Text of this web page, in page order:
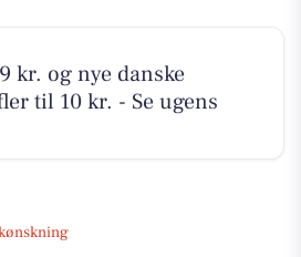
kr. og nye danske
til 10 kr. - Se ugens